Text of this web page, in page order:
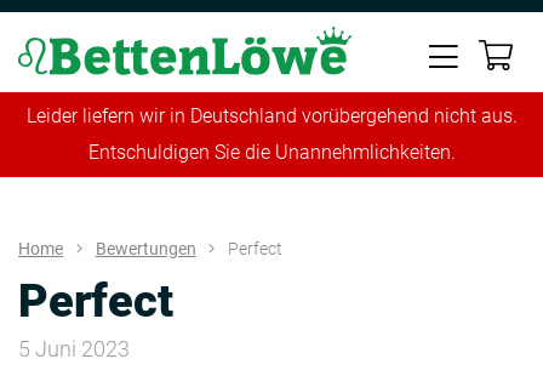
Leider liefern wir in Deutschland vorübergehend nicht aus.
Entschuldigen Sie die Unannehmlichkeiten.
Home Bewertungen Perfect
Perfect
5 Juni 2023